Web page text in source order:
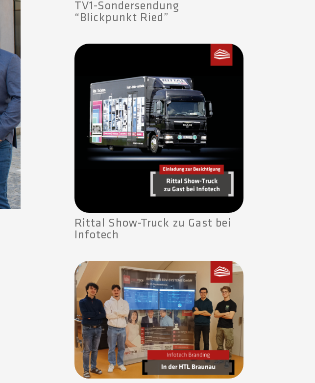
TV1-Sondersendung
“Blickpunkt Ried”
Rittal Show-Truck zu Gast bei
Infotech